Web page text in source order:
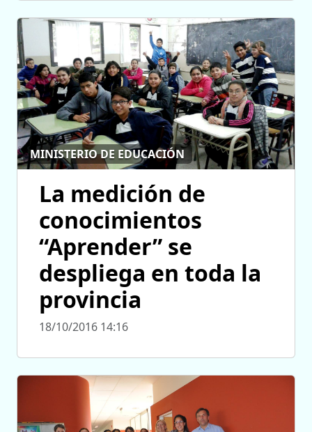
MINISTERIO DE EDUCACIÓN
La medición de
conocimientos
“Aprender” se
despliega en toda la
provincia
18/10/2016 14:16